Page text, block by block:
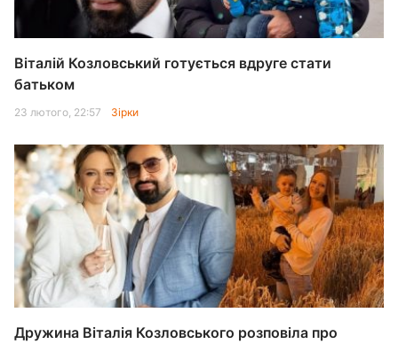
Віталій Козловський готується вдруге стати
батьком
23 лютого, 22:57 Зірки
Дружина Віталія Козловського розповіла про